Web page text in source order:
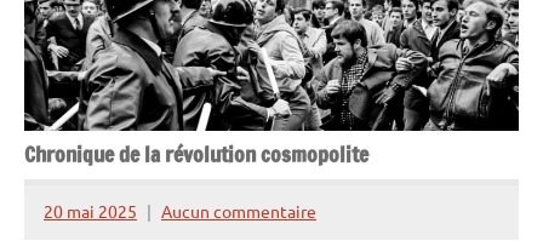
Chronique de la révolution cosmopolite
20 mai 2025
Henry
Aucun commentaire